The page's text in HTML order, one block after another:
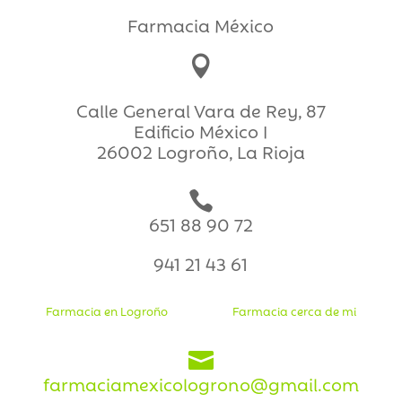
Farmacia México

Calle General Vara de Rey, 87
Edificio México I
26002 Logroño, La Rioja

651 88 90 72
941 21 43 61
Farmacia en Logroño Farmacia cerca de mi

farmaciamexicologrono@gmail.com